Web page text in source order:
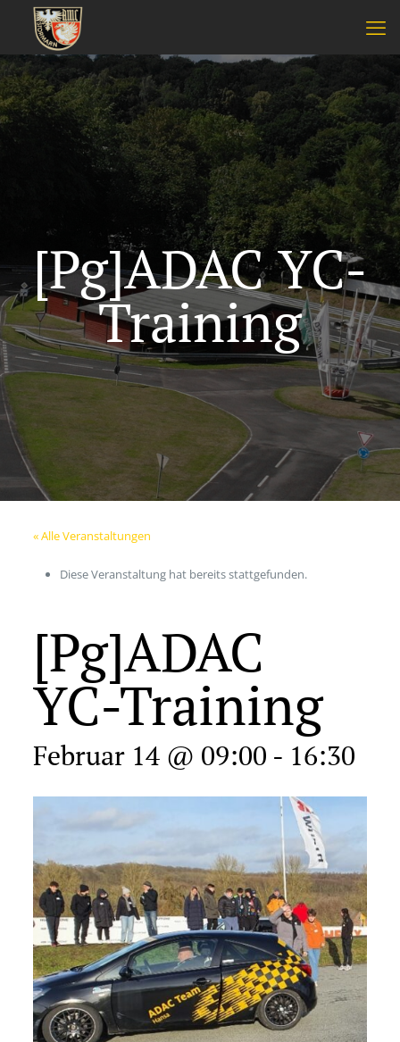
[Pg]ADAC YC-
Training
« Alle Veranstaltungen
Diese Veranstaltung hat bereits stattgefunden.
[Pg]ADAC
YC-Training
Februar 14 @ 09:00 - 16:30